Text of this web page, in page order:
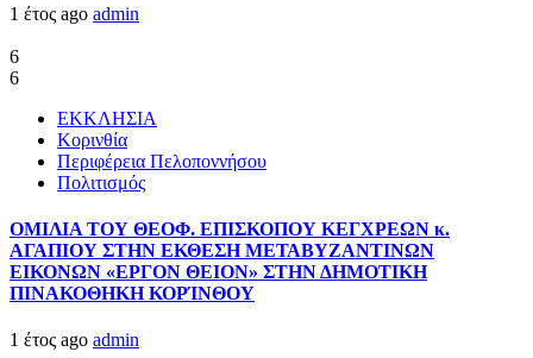
1 έτος ago admin
6
6
ΕΚΚΛΗΣΙΑ
Κορινθία
Περιφέρεια Πελοποννήσου
Πολιτισμός
ΟΜΙΛΙΑ ΤΟΥ ΘΕΟΦ. ΕΠΙΣΚΟΠΟΥ ΚΕΓΧΡΕΩΝ κ.
ΑΓΑΠΙΟΥ ΣΤΗΝ ΕΚΘΕΣΗ ΜΕΤΑΒΥΖΑΝΤΙΝΩΝ
ΕΙΚΟΝΩΝ «ΕΡΓΟΝ ΘΕΙΟΝ» ΣΤΗΝ ΔΗΜΟΤΙΚΗ
ΠΙΝΑΚΟΘΗΚΗ ΚΟΡΊΝΘΟΥ
1 έτος ago admin